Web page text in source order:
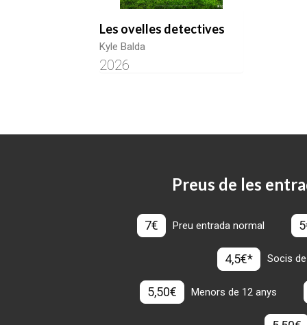
Les ovelles detectives
Kyle Balda
2026
Preus de les
7€ Preu entrada normal
4,5€* Socis
5,50€ Menors de 12 anys